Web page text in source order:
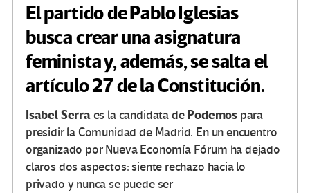
El partido de Pablo Iglesias
busca crear una asignatura
feminista y, además, se salta el
artículo 27 de la Constitución.
Isabel Serraes la candidata dePodemos para
presidir la Comunidad de Madrid. En un encuentro
organizado por Nueva Economía Fórum ha dejado
claros dos aspectos: siente rechazo hacia lo
privado y nunca se puede ser